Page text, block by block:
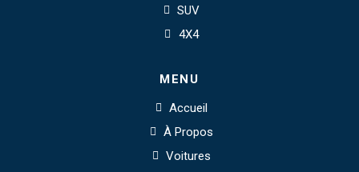
SUV
4X4
MENU
Accueil
À Propos
Voitures